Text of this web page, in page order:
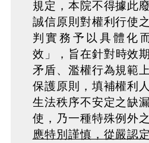
規定，本院不得據此
誠信原則對權利行使
判實務予以具體化
效」
，旨在針對時效
矛盾、濫權行為規範
保護原則，填補權利
生法秩序不安定之缺
使，乃一種特殊例外
應特別謹慎，從嚴認